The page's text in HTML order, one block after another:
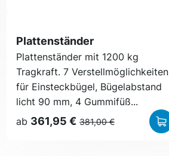
Plattenständer
Plattenständer mit 1200 kg
Tragkraft. 7 Verstellmöglichkeiten
für Einsteckbügel, Bügelabstand
licht 90 mm, 4 Gummifüß...
ab 361,95 € 381,00 €